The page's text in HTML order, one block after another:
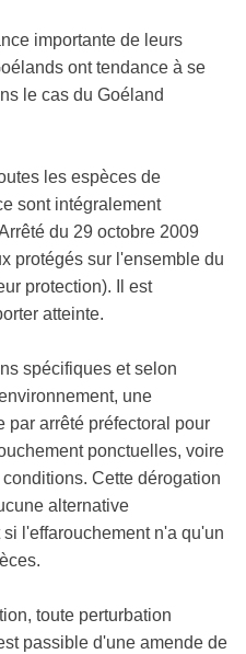
importante de leurs
ont tendance à se
le cas du Goéland
les espèces de
sont intégralement
du 29 octobre 2009
protégés sur l'ensemble du
protection). Il est
atteinte.
spécifiques et selon
une
par arrêté préfectoral pour
ponctuelles, voire
Cette dérogation
alternative
l'effarouchement n'a qu'un
toute perturbation
passible d'une amende de